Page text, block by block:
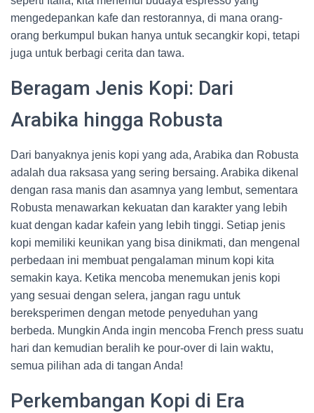
mengedepankan kafe dan restorannya, di mana orang-
orang berkumpul bukan hanya untuk secangkir kopi, tetapi
juga untuk berbagi cerita dan tawa.
Beragam Jenis Kopi: Dari
Arabika hingga Robusta
Dari banyaknya jenis kopi yang ada, Arabika dan Robusta
adalah dua raksasa yang sering bersaing. Arabika dikenal
dengan rasa manis dan asamnya yang lembut, sementara
Robusta menawarkan kekuatan dan karakter yang lebih
kuat dengan kadar kafein yang lebih tinggi. Setiap jenis
kopi memiliki keunikan yang bisa dinikmati, dan mengenal
perbedaan ini membuat pengalaman minum kopi kita
semakin kaya. Ketika mencoba menemukan jenis kopi
yang sesuai dengan selera, jangan ragu untuk
bereksperimen dengan metode penyeduhan yang
berbeda. Mungkin Anda ingin mencoba French press suatu
hari dan kemudian beralih ke pour-over di lain waktu,
semua pilihan ada di tangan Anda!
Perkembangan Kopi di Era